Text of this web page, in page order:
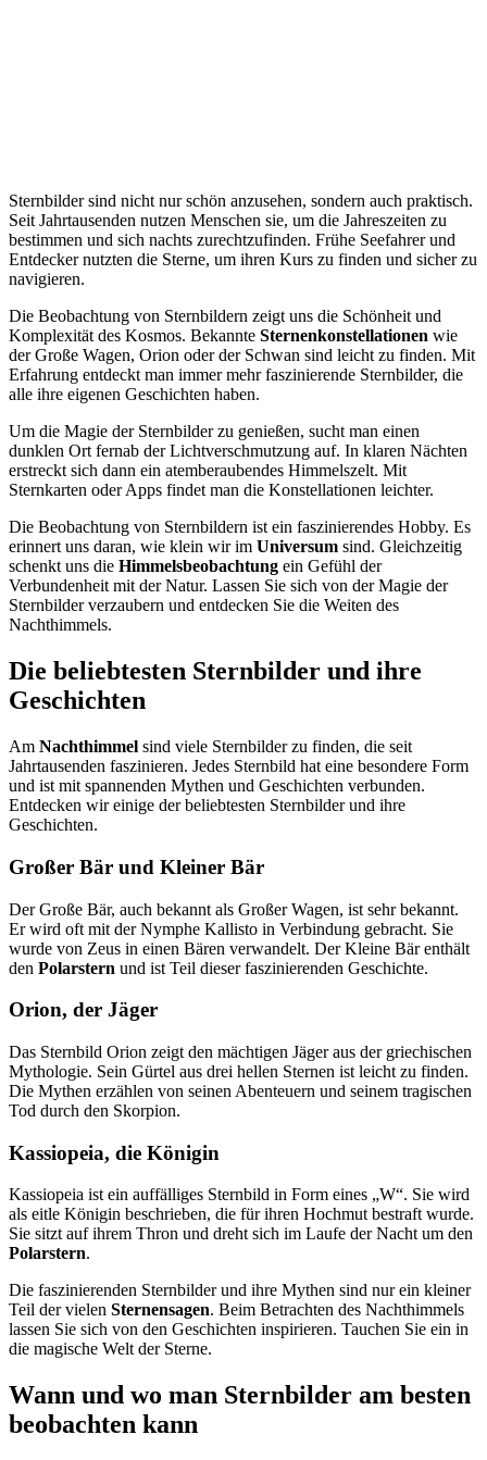
Sternbilder sind nicht nur schön anzusehen, sondern auch praktisch.
Seit Jahrtausenden nutzen Menschen sie, um die Jahreszeiten zu
bestimmen und sich nachts zurechtzufinden. Frühe Seefahrer und
Entdecker nutzten die Sterne, um ihren Kurs zu finden und sicher zu
navigieren.
Die Beobachtung von Sternbildern zeigt uns die Schönheit und
Komplexität des Kosmos. Bekannte Sternenkonstellationen wie
der Große Wagen, Orion oder der Schwan sind leicht zu finden. Mit
Erfahrung entdeckt man immer mehr faszinierende Sternbilder, die
alle ihre eigenen Geschichten haben.
Um die Magie der Sternbilder zu genießen, sucht man einen
dunklen Ort fernab der Lichtverschmutzung auf. In klaren Nächten
erstreckt sich dann ein atemberaubendes Himmelszelt. Mit
Sternkarten oder Apps findet man die Konstellationen leichter.
Die Beobachtung von Sternbildern ist ein faszinierendes Hobby. Es
erinnert uns daran, wie klein wir im Universum sind. Gleichzeitig
schenkt uns die Himmelsbeobachtung ein Gefühl der
Verbundenheit mit der Natur. Lassen Sie sich von der Magie der
Sternbilder verzaubern und entdecken Sie die Weiten des
Nachthimmels.
Die beliebtesten Sternbilder und ihre
Geschichten
Am Nachthimmel sind viele Sternbilder zu finden, die seit
Jahrtausenden faszinieren. Jedes Sternbild hat eine besondere Form
und ist mit spannenden Mythen und Geschichten verbunden.
Entdecken wir einige der beliebtesten Sternbilder und ihre
Geschichten.
Großer Bär und Kleiner Bär
Der Große Bär, auch bekannt als Großer Wagen, ist sehr bekannt.
Er wird oft mit der Nymphe Kallisto in Verbindung gebracht. Sie
wurde von Zeus in einen Bären verwandelt. Der Kleine Bär enthält
den Polarstern und ist Teil dieser faszinierenden Geschichte.
Orion, der Jäger
Das Sternbild Orion zeigt den mächtigen Jäger aus der griechischen
Mythologie. Sein Gürtel aus drei hellen Sternen ist leicht zu finden.
Die Mythen erzählen von seinen Abenteuern und seinem tragischen
Tod durch den Skorpion.
Kassiopeia, die Königin
Kassiopeia ist ein auffälliges Sternbild in Form eines „W“. Sie wird
als eitle Königin beschrieben, die für ihren Hochmut bestraft wurde.
Sie sitzt auf ihrem Thron und dreht sich im Laufe der Nacht um den
Polarstern.
Die faszinierenden Sternbilder und ihre Mythen sind nur ein kleiner
Teil der vielen Sternensagen. Beim Betrachten des Nachthimmels
lassen Sie sich von den Geschichten inspirieren. Tauchen Sie ein in
die magische Welt der Sterne.
Wann und wo man Sternbilder am besten
beobachten kann